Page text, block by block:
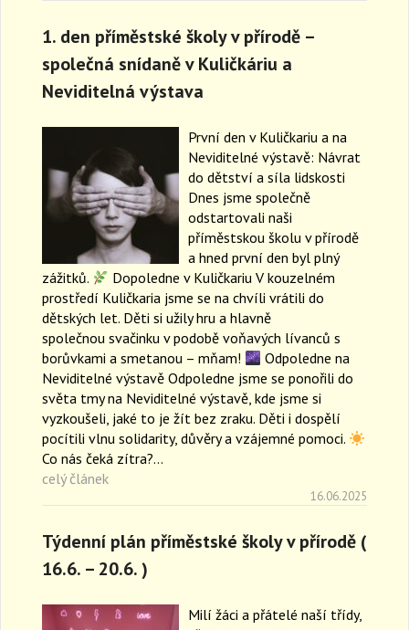
1. den příměstské školy v přírodě –
společná snídaně v Kuličkáriu a
Neviditelná výstava
První den v Kuličkariu a na
Neviditelné výstavě: Návrat
do dětství a síla lidskosti
Dnes jsme společně
odstartovali naši
příměstskou školu v přírodě
a hned první den byl plný
zážitků.
Dopoledne v Kuličkariu V kouzelném
prostředí Kuličkaria jsme se na chvíli vrátili do
dětských let. Děti si užily hru a hlavně
společnou svačinku v podobě voňavých lívanců s
borůvkami a smetanou – mňam!
Odpoledne na
Neviditelné výstavě Odpoledne jsme se ponořili do
světa tmy na Neviditelné výstavě, kde jsme si
vyzkoušeli, jaké to je žít bez zraku. Děti i dospělí
pocítili vlnu solidarity, důvěry a vzájemné pomoci.
Co nás čeká zítra?…
celý článek
16.06.2025
Týdenní plán příměstské školy v přírodě (
16.6. – 20.6. )
Milí žáci a přátelé naší třídy,